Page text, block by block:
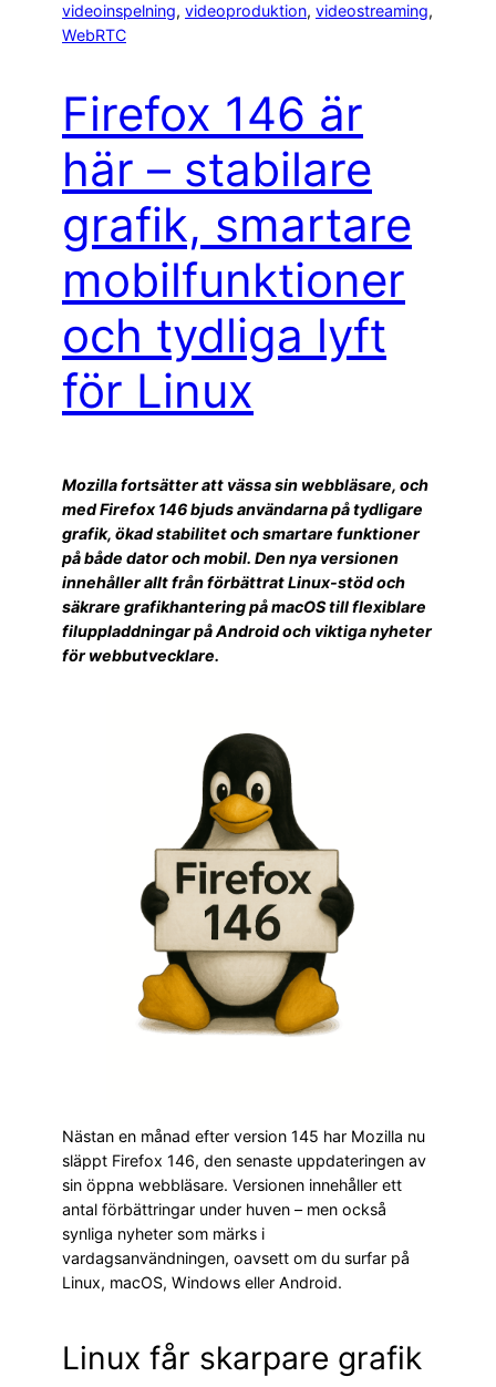
videoinspelning, videoproduktion, videostreaming
WebRTC
Firefox 146 är
här – stabilare
grafik, smartare
mobilfunktioner
och tydliga lyft
för Linux
Mozilla fortsätter att vässa sin webbläsare, och
med Firefox 146 bjuds användarna på tydligare
grafik, ökad stabilitet och smartare funktioner
på både dator och mobil. Den nya versionen
innehåller allt från förbättrat Linux-stöd och
säkrare grafikhantering på macOS till flexiblare
filuppladdningar på Android och viktiga nyheter
för webbutvecklare.
Nästan en månad efter version 145 har Mozilla nu
släppt Firefox 146, den senaste uppdateringen av
sin öppna webbläsare. Versionen innehåller ett
antal förbättringar under huven – men också
synliga nyheter som märks i
vardagsanvändningen, oavsett om du surfar på
Linux, macOS, Windows eller Android.
Linux får skarpare grafik